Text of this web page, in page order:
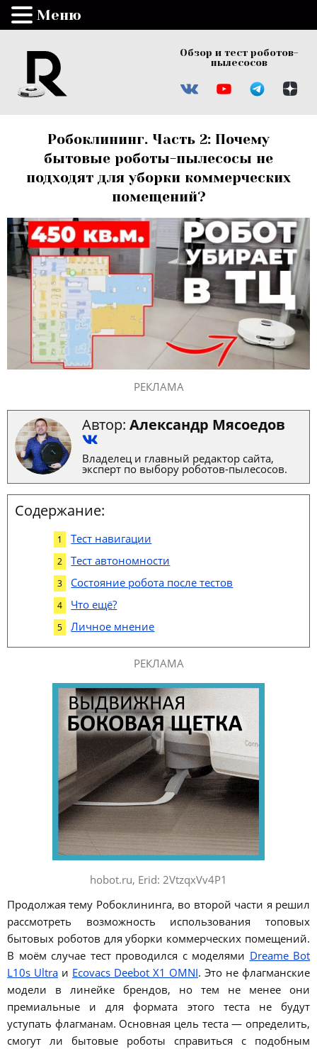
Обзор и тест роботов-
пылесосов
Робоклининг. Часть 2: Почему
бытовые роботы-пылесосы не
подходят для уборки коммерческих
помещений?
РЕКЛАМА
Автор: Александр Мясоедов
Владелец и главный редактор сайта,
эксперт по выбору роботов-пылесосов.
Содержание:
Тест навигации
Тест автономности
Состояние робота после тестов
Что ещё?
Личное мнение
РЕКЛАМА
hobot.ru, Erid: 2VtzqxVv4P1
Продолжая тему Робоклининга, во второй части я решил
рассмотреть возможность использования топовых
бытовых роботов для уборки коммерческих помещений.
В моём случае тест проводился с моделями Dreame Bot
L10s Ultra и Ecovacs Deebot X1 OMNI. Это не флагманские
модели в линейке брендов, но тем не менее они
премиальные и для формата этого теста не будут
уступать флагманам. Основная цель теста — определить,
смогут ли бытовые роботы справиться с подобным
Меню